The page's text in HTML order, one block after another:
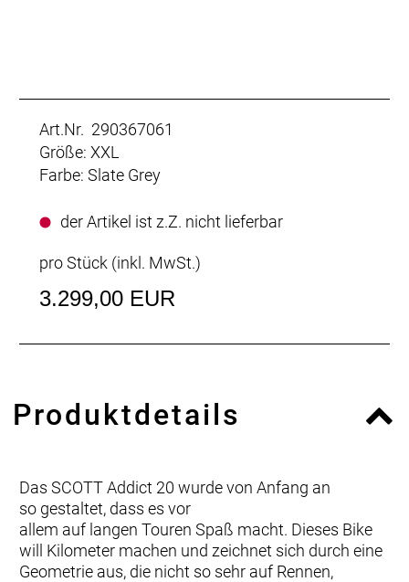
Art.Nr. 290367061
Größe: XXL
Farbe: Slate Grey
der Artikel ist z.Z. nicht lieferbar
pro Stück (inkl. MwSt.)
3.299,00 EUR
Produktdetails
Das SCOTT Addict 20 wurde von Anfang an
so gestaltet, dass es vor
allem auf langen Touren Spaß macht. Dieses Bike
will Kilometer machen und zeichnet sich durch eine
Geometrie aus, die nicht so sehr auf Rennen,